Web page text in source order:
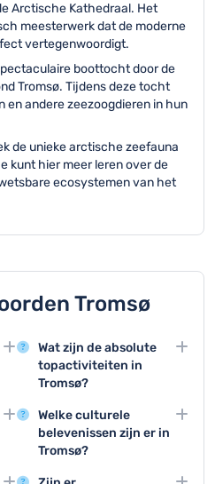
Arctische Kathedraal. Het
meesterwerk dat de moderne
vertegenwoordigt.
boottocht door de
Tromsø. Tijdens deze tocht
en andere zeezoogdieren in hun
de unieke arctische zeefauna
kunt hier meer leren over de
ecosystemen van het
Tromsø
Wat zijn de absolute
topactiviteiten in
Tromsø?
De topactiviteiten zijn
noorderlicht spotten,
een boottocht door de
aan de Arctische
Welke culturele
belevenissen zijn er in
Tromsø?
Tromsø biedt culturele